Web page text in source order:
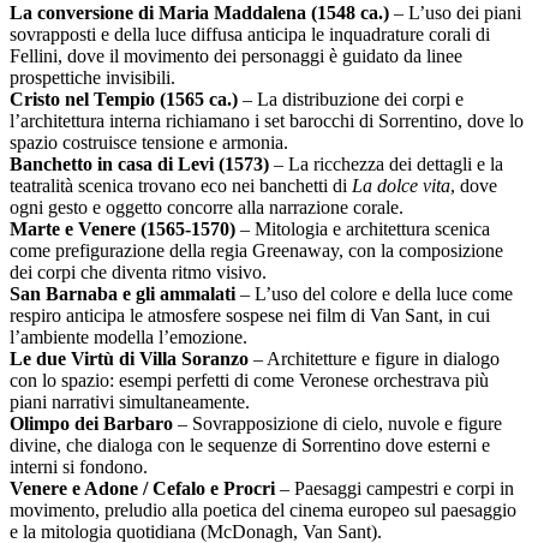
La conversione di Maria Maddalena (1548 ca.) – L’uso dei piani
sovrapposti e della luce diffusa anticipa le inquadrature corali di
Fellini, dove il movimento dei personaggi è guidato da linee
prospettiche invisibili.
Cristo nel Tempio (1565 ca.) – La distribuzione dei corpi e
l’architettura interna richiamano i set barocchi di Sorrentino, dove lo
spazio costruisce tensione e armonia.
Banchetto in casa di Levi (1573) – La ricchezza dei dettagli e la
teatralità scenica trovano eco nei banchetti di La dolce vita, dove
ogni gesto e oggetto concorre alla narrazione corale.
Marte e Venere (1565-1570) – Mitologia e architettura scenica
come prefigurazione della regia Greenaway, con la composizione
dei corpi che diventa ritmo visivo.
San Barnaba e gli ammalati – L’uso del colore e della luce come
respiro anticipa le atmosfere sospese nei film di Van Sant, in cui
l’ambiente modella l’emozione.
Le due Virtù di Villa Soranzo – Architetture e figure in dialogo
con lo spazio: esempi perfetti di come Veronese orchestrava più
piani narrativi simultaneamente.
Olimpo dei Barbaro – Sovrapposizione di cielo, nuvole e figure
divine, che dialoga con le sequenze di Sorrentino dove esterni e
interni si fondono.
Venere e Adone / Cefalo e Procri – Paesaggi campestri e corpi in
movimento, preludio alla poetica del cinema europeo sul paesaggio
e la mitologia quotidiana (McDonagh, Van Sant).